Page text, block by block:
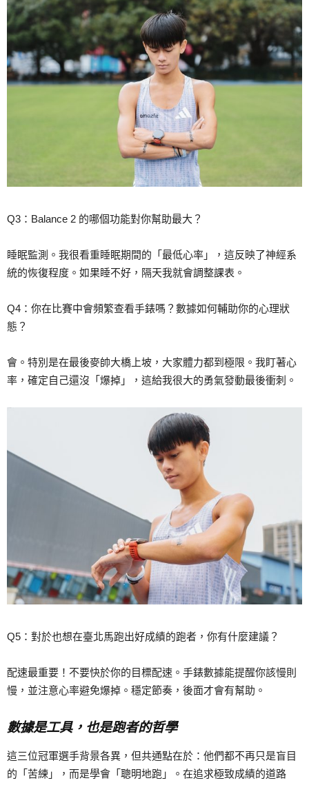
Q3：Balance 2 的哪個功能對你幫助最大？
睡眠監測。我很看重睡眠期間的「最低心率」，這反映了神經系
統的恢復程度。如果睡不好，隔天我就會調整課表。
Q4：你在比賽中會頻繁查看手錶嗎？數據如何輔助你的心理狀
態？
會。特別是在最後麥帥大橋上坡，大家體力都到極限。我盯著心
率，確定自己還沒「爆掉」，這給我很大的勇氣發動最後衝刺。
Q5：對於也想在臺北馬跑出好成績的跑者，你有什麼建議？
配速最重要！不要快於你的目標配速。手錶數據能提醒你該慢則
慢，並注意心率避免爆掉。穩定節奏，後面才會有幫助。
數據是工具，也是跑者的哲學
這三位冠軍選手背景各異，但共通點在於：他們都不再只是盲目
的「苦練」，而是學會「聰明地跑」。在追求極致成績的道路